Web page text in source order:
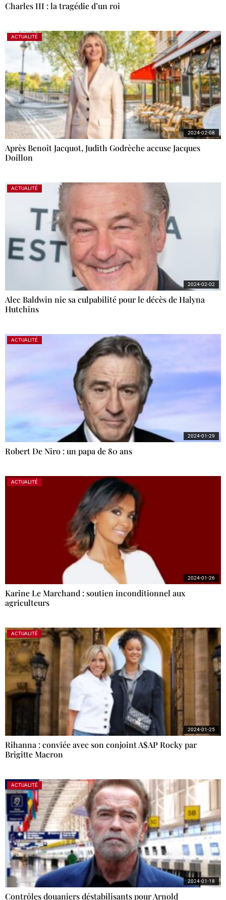
Charles III : la tragédie d’un roi
ACTUALITÉ
Après Benoît Jacquot, Judith Godrèche accuse Jacques
Doillon
2024-02-08
ACTUALITÉ
Alec Baldwin nie sa culpabilité pour le décès de Halyna
Hutchins
2024-02-02
ACTUALITÉ
Robert De Niro : un papa de 80 ans
2024-01-29
ACTUALITÉ
Karine Le Marchand : soutien inconditionnel aux
agriculteurs
2024-01-26
ACTUALITÉ
Rihanna : conviée avec son conjoint A$AP Rocky par
Brigitte Macron
2024-01-25
ACTUALITÉ
Contrôles douaniers déstabilisants pour Arnold
2024-01-18